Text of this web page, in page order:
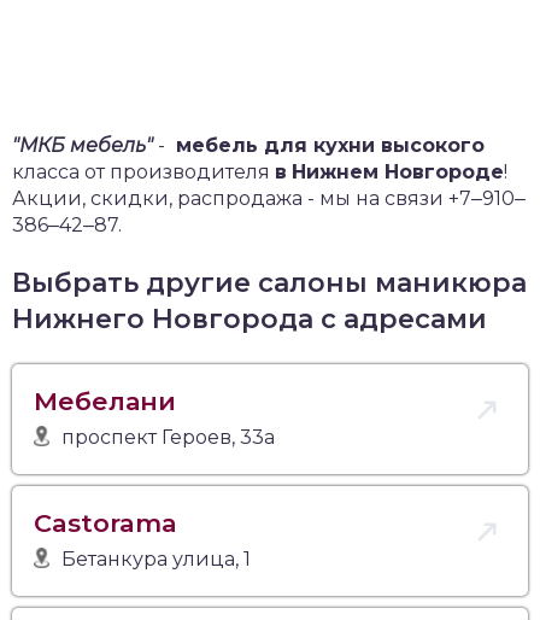
"МКБ мебель"- мебель для кухни высокого
класса от производителя в Нижнем Новгороде!
Акции, скидки, распродажа - мы на связи +7‒910‒
386‒42‒87.
Выбрать другие салоны маникюра
Нижнего Новгорода с адресами
Мебелани
проспект Героев, 33а
Castorama
Бетанкура улица, 1